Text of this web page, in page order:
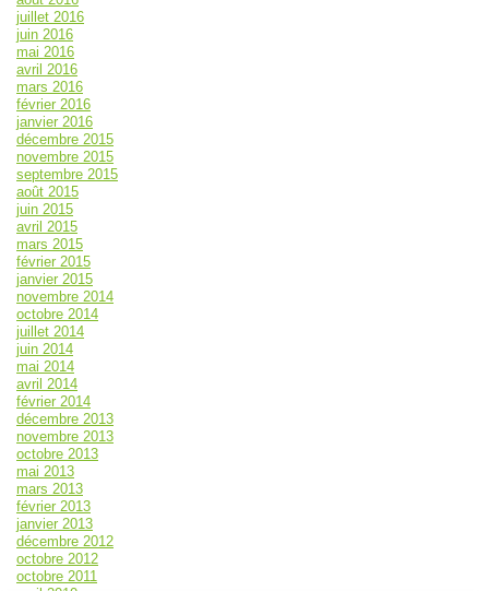
juillet 2016
juin 2016
mai 2016
avril 2016
mars 2016
février 2016
janvier 2016
décembre 2015
novembre 2015
septembre 2015
août 2015
juin 2015
avril 2015
mars 2015
février 2015
janvier 2015
novembre 2014
octobre 2014
juillet 2014
juin 2014
mai 2014
avril 2014
février 2014
décembre 2013
novembre 2013
octobre 2013
mai 2013
mars 2013
février 2013
janvier 2013
décembre 2012
octobre 2012
octobre 2011